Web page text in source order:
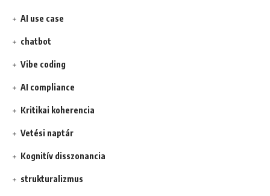
AI use case
chatbot
Vibe coding
AI compliance
Kritikai koherencia
Vetési naptár
Kognitív disszonancia
strukturalizmus